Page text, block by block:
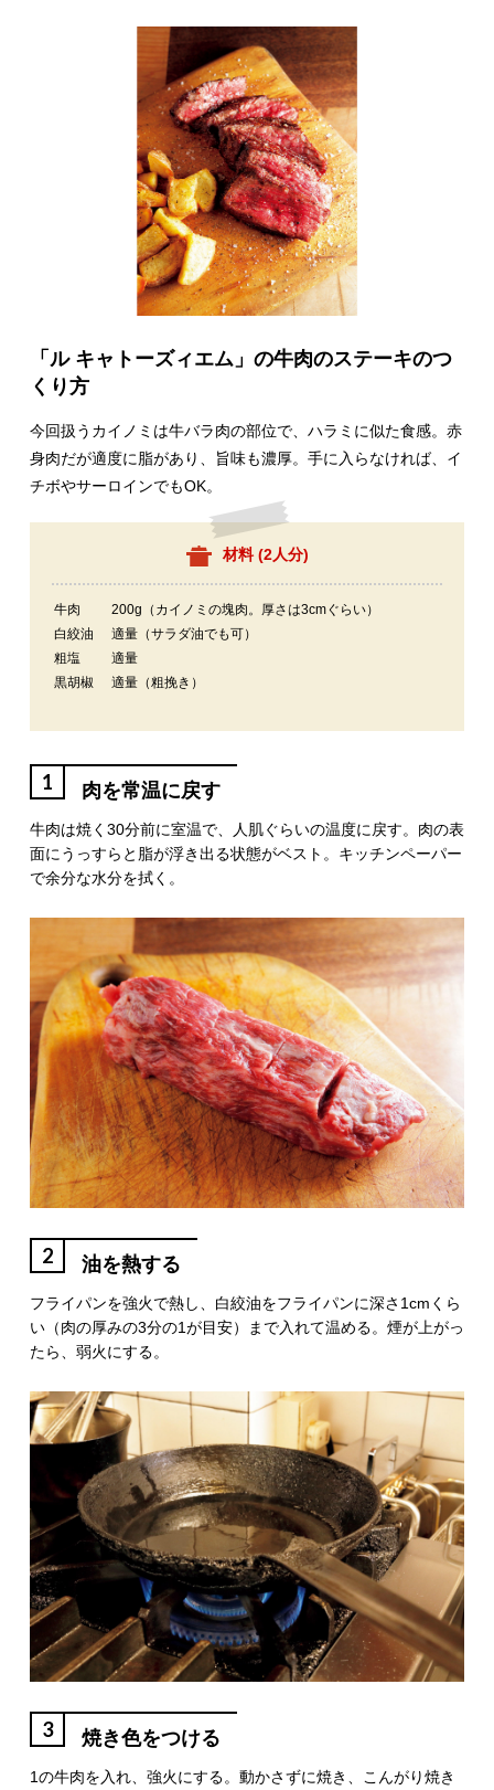
「ル キャトーズィエム」の牛肉のステーキのつ
くり方
今回扱うカイノミは牛バラ肉の部位で、ハラミに似た食感。赤
身肉だが適度に脂があり、旨味も濃厚。手に入らなければ、イ
チボやサーロインでもOK。
材料 (2人分)
牛肉
200g（カイノミの塊肉。厚さは3cmぐらい）
白絞油
適量（サラダ油でも可）
粗塩
適量
黒胡椒
適量（粗挽き）
1 肉を常温に戻す
牛肉は焼く30分前に室温で、人肌ぐらいの温度に戻す。肉の表
面にうっすらと脂が浮き出る状態がベスト。キッチンペーパー
で余分な水分を拭く。
2 油を熱する
フライパンを強火で熱し、白絞油をフライパンに深さ1cmくら
い（肉の厚みの3分の1が目安）まで入れて温める。煙が上がっ
たら、弱火にする。
3 焼き色をつける
1の牛肉を入れ、強火にする。動かさずに焼き、こんがり焼き